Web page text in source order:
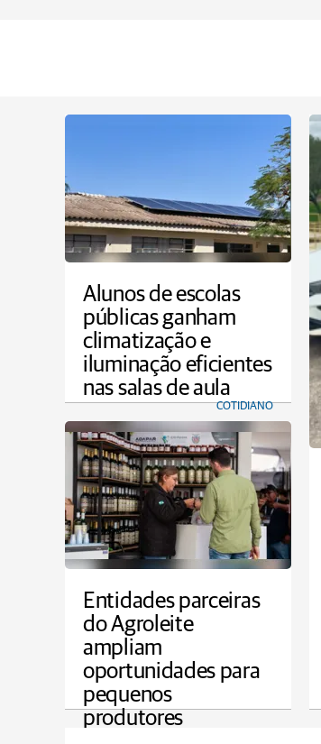
Alunos de escolas
públicas ganham
climatização e
iluminação eficientes
nas salas de aula
COTIDIANO
Entidades parceiras
do Agroleite
ampliam
oportunidades para
pequenos
produtores